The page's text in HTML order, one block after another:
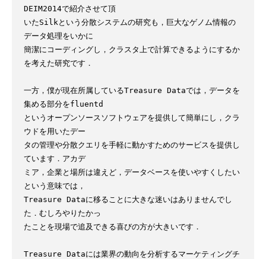
DEIM2014で紹介させて頂
いたSilkという分散システムの研究も，巨大なゲノム情報の
データ処理をいかに
簡潔にコーディングし，クラスタ上で計算できるようにするか
を考えた研究です．
一方，僕が現在所属しているTreasure Dataでは，データを
集める部分をfluentd
というオープンソースソフトウェアを提供して簡単にし，クラ
ウドを用いたデー
タの管理や分散クエリを手軽に動かすためのサービスを提供し
ています．アカデ
ミア，企業と場所は違えど，データベースを使いやすくしたい
という意味では，
Treasure Dataに移ることに大きな迷いはありませんでし
た．むしろやりたかっ
たことを現場で追及できる喜びの方が大きいです．
Treasure Dataには業界の動向を分析するマーケティングチ